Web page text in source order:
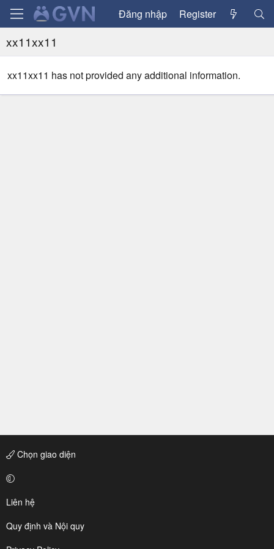
Đăng nhập Register
xx11xx11
xx11xx11 has not provided any additional information.
Chọn giao diện
Liên hệ
Quy định và Nội quy